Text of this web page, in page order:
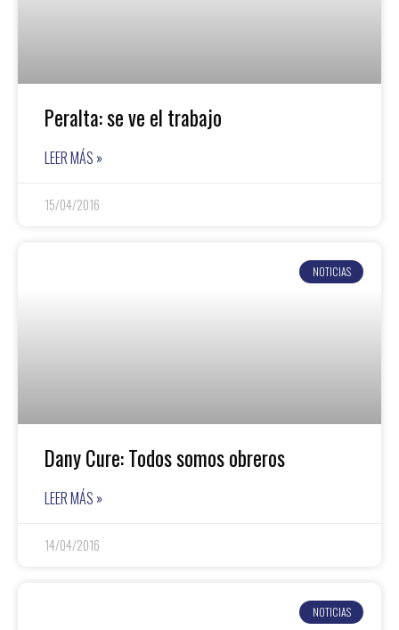
Peralta: se ve el trabajo
LEER MÁS »
15/04/2016
NOTICIAS
Dany Cure: Todos somos obreros
LEER MÁS »
14/04/2016
NOTICIAS